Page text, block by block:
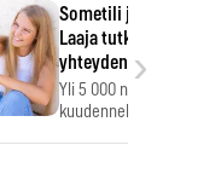
Sometili jo 11-
Laaja tutkimus löysi
yhteyden heikkoihin
Yli 5 000 nuoren
kuudennella luokalla
›